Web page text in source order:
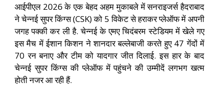
आईपीएल 2026 के एक बेहद अहम मुकाबले में सनराइजर्स हैदराबाद
ने चेन्नई सुपर किंग्स (CSK) को 5 विकेट से हराकर प्लेऑफ में अपनी
जगह पक्की कर ली है. चेन्नई के एमए चिदंबरम स्टेडियम में खेले गए
इस मैच में ईशान किशन ने शानदार बल्लेबाजी करते हुए 47 गेंदों में
70 रन बनाए और टीम को यादगार जीत दिलाई. इस हार के बाद
चेन्नई सुपर किंग्स की प्लेऑफ में पहुंचने की उम्मीदें लगभग खत्म
होती नजर आ रही हैं.